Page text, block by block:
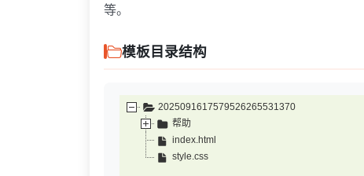
等。
模板目录结构
2025091617579526265531370
帮助
index.html
style.css